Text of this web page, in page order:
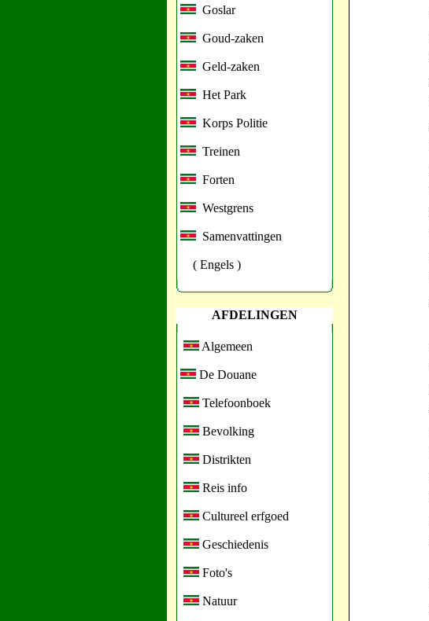
Goslar
Goud-zaken
Geld-zaken
Het Park
Korps Politie
Treinen
Forten
Westgrens
Samenvattingen
( Engels )
AFDELINGEN
Algemeen
De Douane
Telefoonboek
Bevolking
Distrikten
Reis info
Cultureel erfgoed
Geschiedenis
Foto's
Natuur